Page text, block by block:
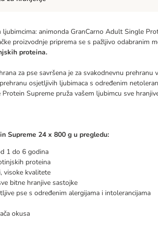
animonda GranCarno Adult Single
proizvodnje priprema se s pažljivo odabranim
proteina.
za pse savršena je za svakodnevnu prehranu
osjetljivih ljubimaca s određenim
Supreme pruža vašem ljubimcu sve
Supreme 24 x 800 g u pregledu:
1 do 6 godina
proteina
visoke kvalitete
bitne hranjive sastojke
pse s određenim alergijama i intolerancijama
okusa